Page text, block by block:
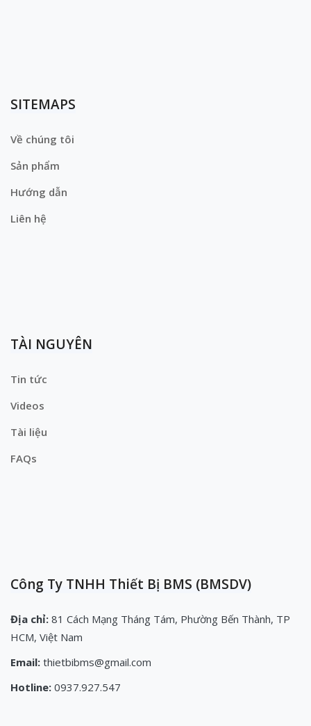
SITEMAPS
Về chúng tôi
Sản phẩm
Hướng dẫn
Liên hệ
TÀI NGUYÊN
Tin tức
Videos
Tài liệu
FAQs
Công Ty TNHH Thiết Bị BMS (BMSDV)
Địa chỉ: 81 Cách Mạng Tháng Tám, Phường Bến Thành, TP
HCM, Việt Nam
Email: thietbibms@gmail.com
Hotline: 0937.927.547